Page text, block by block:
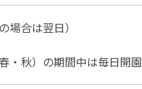
場合は翌日）
・秋）の期間中は毎日開園